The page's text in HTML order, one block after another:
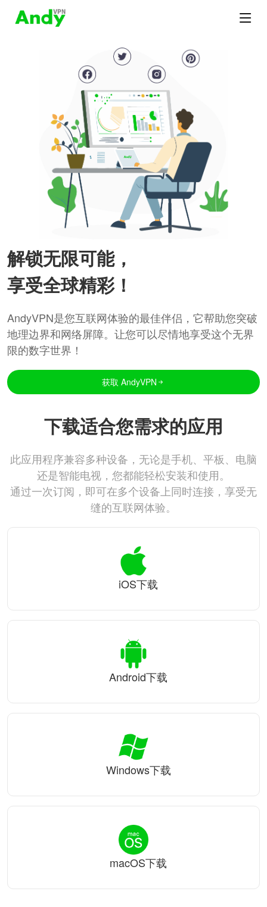
解锁无限可能，
享受全球精彩！
AndyVPN是您互联网体验的最佳伴侣，它帮助您突破
地理边界和网络屏障。让您可以尽情地享受这个无界
限的数字世界！
获取 AndyVPN
下载适合您需求的应用
此应用程序兼容多种设备，无论是手机、平板、电脑
还是智能电视，您都能轻松安装和使用。
通过一次订阅，即可在多个设备上同时连接，享受无
缝的互联网体验。
iOS下载
Android下载
Windows下载
macOS下载